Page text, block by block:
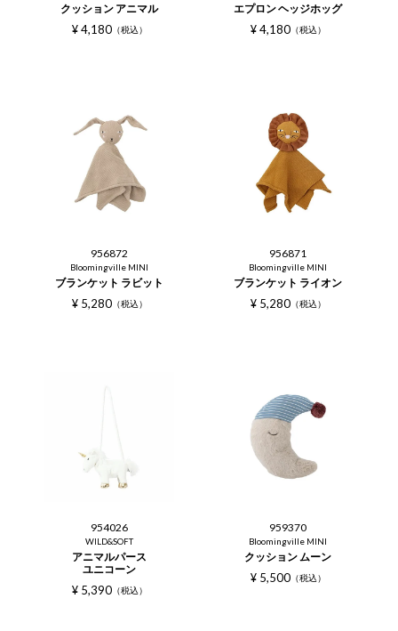
クッション アニマル
¥ 4,180 税込
エプロン ヘッジホッグ
¥ 4,180 税込
956872
Bloomingville MINI
ブランケット ラビット
¥ 5,280 税込
956871
Bloomingville MINI
ブランケット ライオン
¥ 5,280 税込
954026
WILD&SOFT
アニマルパース
ユニコーン
¥ 5,390 税込
959370
Bloomingville MINI
クッション ムーン
¥ 5,500 税込